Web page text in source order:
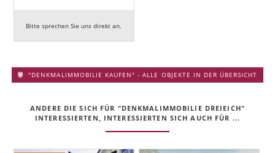
Bitte sprechen Sie uns direkt an.
"DENKMALIMMOBILIE KAUFEN" - ALLE OBJEKTE IN DER ÜBERSICHT
ANDERE DIE SICH FÜR "DENKMALIMMOBILIE DREIEICH"
INTERESSIERTEN, INTERESSIERTEN SICH AUCH FÜR ...